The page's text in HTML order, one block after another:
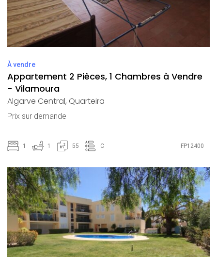
À vendre
Appartement 2 Pièces, 1 Chambres à Vendre
- Vilamoura
Algarve Central, Quarteira
Prix ​​sur demande
1 1 55 C FP12400